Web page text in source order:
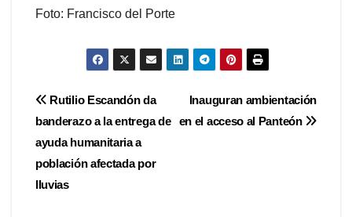
Foto: Francisco del Porte
Navegación
de
entradas
Inauguran ambientación
en el acceso al Panteón
Rutilio Escandón da
banderazo a la entrega de
ayuda humanitaria a
población afectada por
lluvias